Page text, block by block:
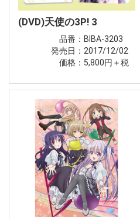
(DVD)天使の3P! 3
品番：BIBA-3203
発売日：2017/12/02
価格：5,800円＋税